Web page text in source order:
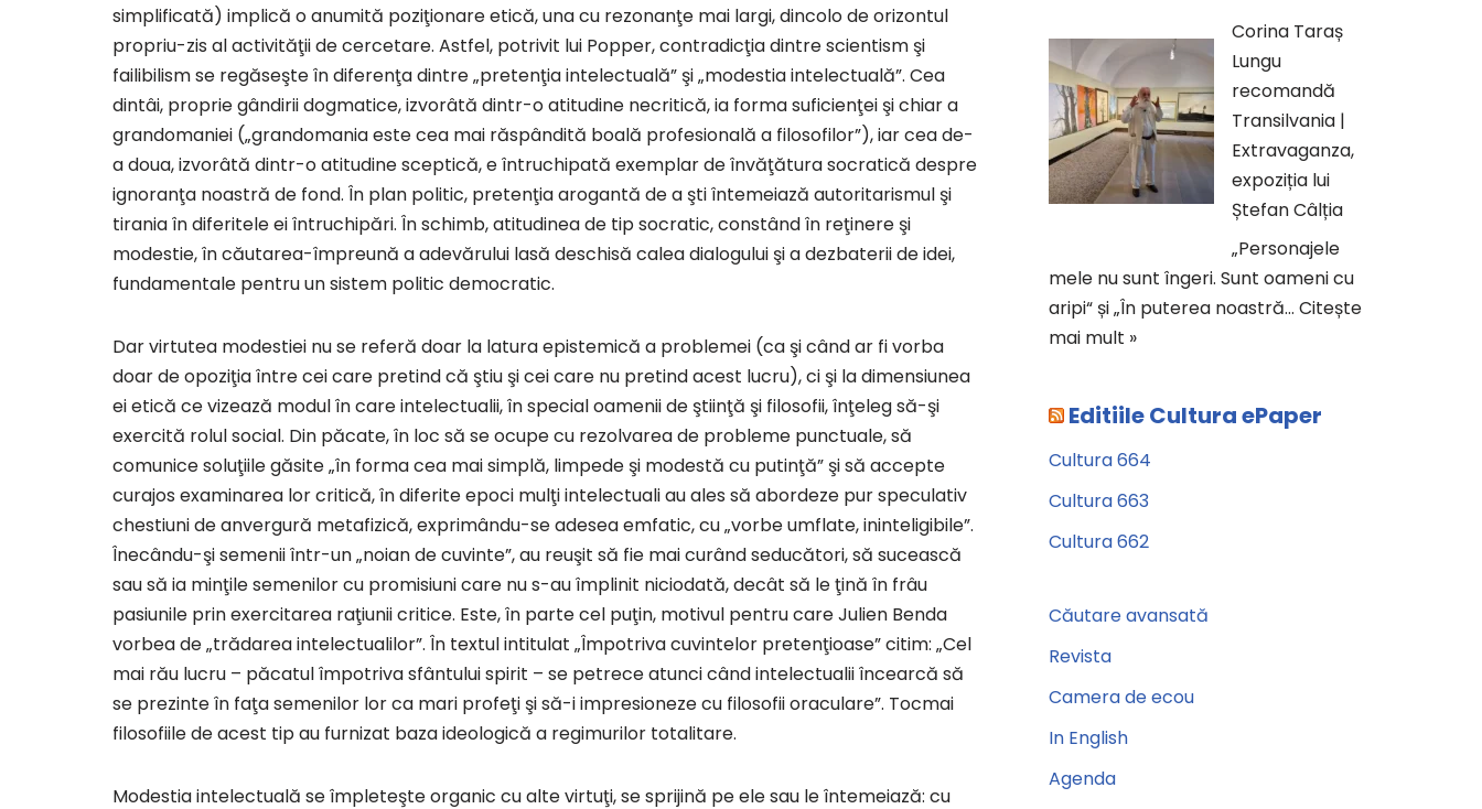
simplificată) implică o anumită poziţionare etică, una cu rezonanţe mai largi, dincolo de orizontul
propriu-zis al activităţii de cercetare. Astfel, potrivit lui Popper, contradicţia dintre scientism şi
failibilism se regăseşte în diferenţa dintre „pretenţia intelectuală” şi „modestia intelectuală”. Cea
dintâi, proprie gândirii dogmatice, izvorâtă dintr-o atitudine necritică, ia forma suficienţei şi chiar a
grandomaniei („grandomania este cea mai răspândită boală profesională a filosofilor”), iar cea de-
a doua, izvorâtă dintr-o atitudine sceptică, e întruchipată exemplar de învăţătura socratică despre
ignoranţa noastră de fond. În plan politic, pretenţia arogantă de a şti întemeiază autoritarismul şi
tirania în diferitele ei întruchipări. În schimb, atitudinea de tip socratic, constând în reţinere şi
modestie, în căutarea-împreună a adevărului lasă deschisă calea dialogului şi a dezbaterii de idei,
fundamentale pentru un sistem politic democratic.
Dar virtutea modestiei nu se referă doar la latura epistemică a problemei (ca şi când ar fi vorba
doar de opoziţia între cei care pretind că ştiu şi cei care nu pretind acest lucru), ci şi la dimensiunea
ei etică ce vizează modul în care intelectualii, în special oamenii de ştiinţă şi filosofii, înţeleg să-şi
exercită rolul social. Din păcate, în loc să se ocupe cu rezolvarea de probleme punctuale, să
comunice soluţiile găsite „în forma cea mai simplă, limpede şi modestă cu putinţă” şi să accepte
curajos examinarea lor critică, în diferite epoci mulţi intelectuali au ales să abordeze pur speculativ
chestiuni de anvergură metafizică, exprimându-se adesea emfatic, cu „vorbe umflate, ininteligibile”.
Înecându-şi semenii într-un „noian de cuvinte”, au reuşit să fie mai curând seducători, să sucească
sau să ia minţile semenilor cu promisiuni care nu s-au împlinit niciodată, decât să le ţină în frâu
pasiunile prin exercitarea raţiunii critice. Este, în parte cel puţin, motivul pentru care Julien Benda
vorbea de „trădarea intelectualilor”. În textul intitulat „Împotriva cuvintelor pretenţioase” citim: „Cel
mai rău lucru – păcatul împotriva sfântului spirit – se petrece atunci când intelectualii încearcă să
se prezinte în faţa semenilor lor ca mari profeţi şi să-i impresioneze cu filosofii oraculare”. Tocmai
filosofiile de acest tip au furnizat baza ideologică a regimurilor totalitare.
Modestia intelectuală se împleteşte organic cu alte virtuţi, se sprijină pe ele sau le întemeiază: cu
Corina Taraș
Lungu
recomandă
Transilvania |
Extravaganza,
expoziția lui
Ștefan Câlția
„Personajele
mele nu sunt îngeri. Sunt oameni cu
aripi“ și „În puterea noastră… Citește
mai mult »
Editiile Cultura ePaper
Cultura 664
Cultura 663
Cultura 662
Căutare avansată
Revista
Camera de ecou
In English
Agenda